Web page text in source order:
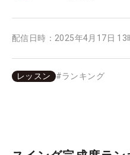
配信日時： 2025年4月17日 13
レッスン #ランキング